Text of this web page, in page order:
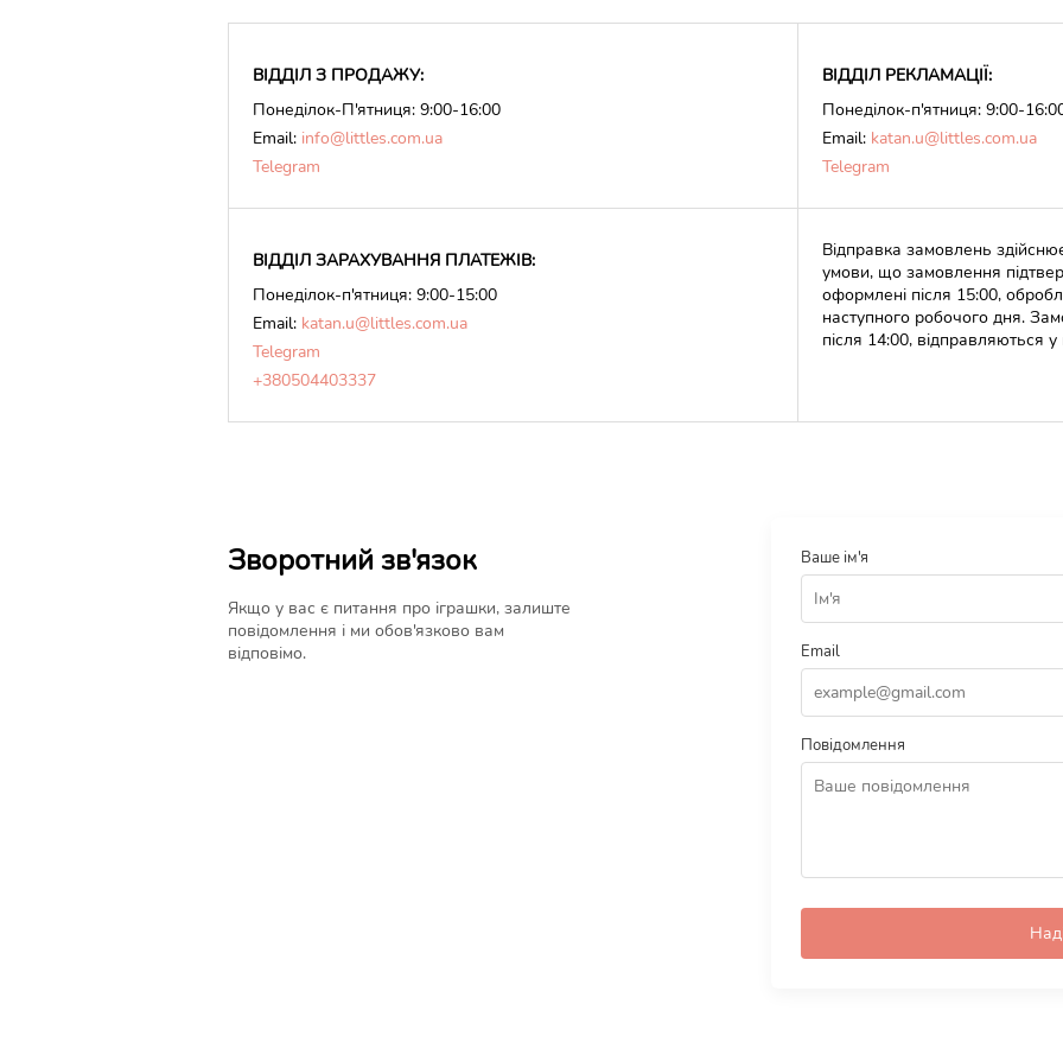
ВІДДІЛ З ПРОДАЖУ:
Понеділок-П'ятниця: 9:00-16:00
Email: info@littles.com.ua
Telegram
ВІДДІЛ РЕКЛАМАЦІЇ:
Понеділок-п'ятниця: 9:00-
Email: katan.u@littles.com.ua
Telegram
ВІДДІЛ ЗАРАХУВАННЯ ПЛАТЕЖІВ:
Понеділок-п'ятниця: 9:00-15:00
Email: katan.u@littles.com.ua
Telegram
+380504403337
Відправка замовлень
умови, що замовлення
оформлені після 15:00,
наступного робочого дня.
після 14:00, відправляються у
Зворотний зв'язок
Якщо у вас є питання про іграшки, залиште
повідомлення і ми обов'язково вам
відповімо.
Ваше ім'я
Email
Повідомлення